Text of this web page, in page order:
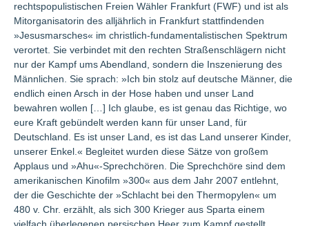
rechtspopulistischen Freien Wähler Frankfurt (FWF) und ist als
Mitorganisatorin des alljährlich in Frankfurt stattfindenden
»Jesusmarsches« im christlich-fundamentalistischen Spektrum
verortet. Sie verbindet mit den rechten Straßenschlägern nicht
nur der Kampf ums Abendland, sondern die Inszenierung des
Männlichen. Sie sprach: »Ich bin stolz auf deutsche Männer, die
endlich einen Arsch in der Hose haben und unser Land
bewahren wollen […] Ich glaube, es ist genau das Richtige, wo
eure Kraft gebündelt werden kann für unser Land, für
Deutschland. Es ist unser Land, es ist das Land unserer Kinder,
unserer Enkel.« Begleitet wurden diese Sätze von großem
Applaus und »Ahu«-Sprechchören. Die Sprechchöre sind dem
amerikanischen Kinofilm »300« aus dem Jahr 2007 entlehnt,
der die Geschichte der »Schlacht bei den Thermopylen« um
480 v. Chr. erzählt, als sich 300 Krieger aus Sparta einem